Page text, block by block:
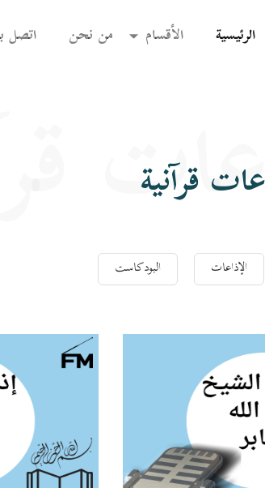
الرئيسية
(current) الأقسام من نحن اتصل
قرآنية
الإذاعات البودكاست